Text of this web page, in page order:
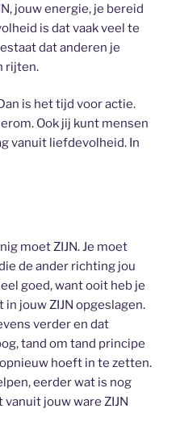
jouw energie, je bereid
is dat vaak veel te
dat anderen je
rijten.
is het tijd voor actie.
Ook jij kunt mensen
vanuit liefdevolheid. In
moet ZIJN. Je moet
de ander richting jou
goed, want ooit heb je
jouw ZIJN opgeslagen.
verder en dat
tand om tand principe
hoeft in te zetten.
eerder wat is nog
jouw ware ZIJN